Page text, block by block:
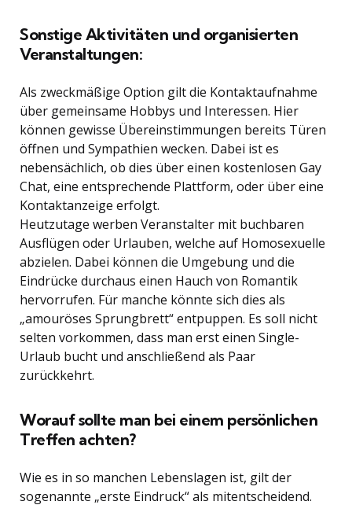
Sonstige Aktivitäten und organisierten
Veranstaltungen:
Als zweckmäßige Option gilt die Kontaktaufnahme
über gemeinsame Hobbys und Interessen. Hier
können gewisse Übereinstimmungen bereits Türen
öffnen und Sympathien wecken. Dabei ist es
nebensächlich, ob dies über einen kostenlosen Gay
Chat, eine entsprechende Plattform, oder über eine
Kontaktanzeige erfolgt.
Heutzutage werben Veranstalter mit buchbaren
Ausflügen oder Urlauben, welche auf Homosexuelle
abzielen. Dabei können die Umgebung und die
Eindrücke durchaus einen Hauch von Romantik
hervorrufen. Für manche könnte sich dies als
„amouröses Sprungbrett“ entpuppen. Es soll nicht
selten vorkommen, dass man erst einen Single-
Urlaub bucht und anschließend als Paar
zurückkehrt.
Worauf sollte man bei einem persönlichen
Treffen achten?
Wie es in so manchen Lebenslagen ist, gilt der
sogenannte „erste Eindruck“ als mitentscheidend.